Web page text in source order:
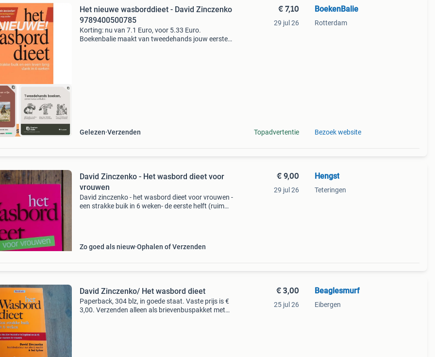
prijs
Het nieuwe wasborddieet - David Zinczenko
9789400500785
Korting: nu van 7.1 Euro, voor 5.33 Euro.
Boekenbalie maakt van tweedehands jouw eerste
Gelezen Verzenden
€ 7,10
29 jul 26
Topadvertentie
BoekenBalie
Rotterdam
Bezoek website
David Zinczenko - Het wasbord dieet voor
vrouwen
David zinczenko - het wasbord dieet voor vrouwen -
een strakke buik in 6 weken- de eerste helft (ruim
Zo goed als nieuw Ophalen of Verzenden
€ 9,00
29 jul 26
Hengst
Teteringen
David Zinczenko/ Het wasbord dieet
Paperback, 304 blz, in goede staat. Vaste prijs is €
3,00. Verzenden alleen als brievenbuspakket met
€ 3,00
25 jul 26
Beaglesmurf
Eibergen